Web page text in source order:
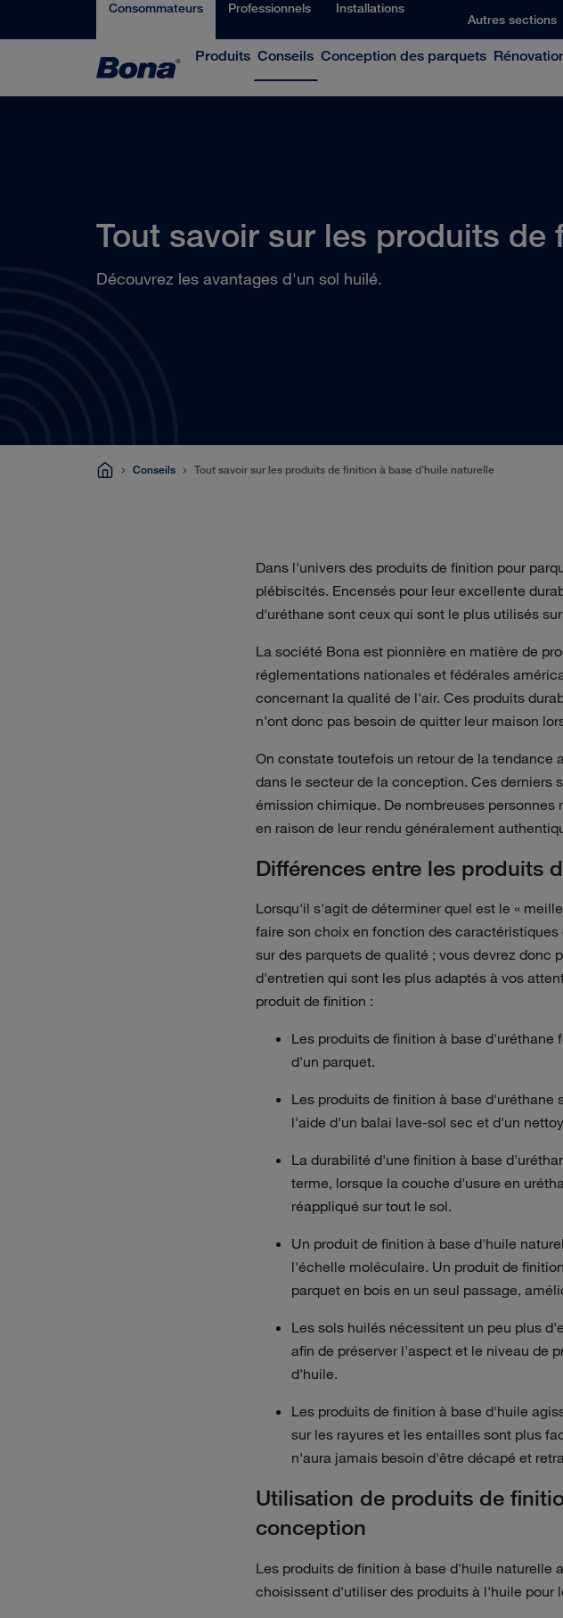
Consommateurs Professionnels Installations
Autres sections
Produits Conseils Conception des parquets
Tout savoir sur les produits
Découvrez les avantages d'un sol huilé.
Conseils Tout savoir sur les produits de finition à base d'huile naturelle
Dans l'univers des produits de finition pour
plébiscités. Encensés pour leur excellente
d'uréthane sont ceux qui sont le plus utilisés
La société Bona est pionnière en matière de
réglementations nationales et fédérales
concernant la qualité de l'air. Ces produits
n'ont donc pas besoin de quitter leur maison
On constate toutefois un retour de la tendance
dans le secteur de la conception. Ces derniers
émission chimique. De nombreuses
en raison de leur rendu généralement
Différences entre les produits
Lorsqu'il s'agit de déterminer quel est le «
faire son choix en fonction des
sur des parquets de qualité ; vous devrez
d'entretien qui sont les plus adaptés à vos
produit de finition :
Les produits de finition à base
d'un parquet.
Les produits de finition à base
l'aide d'un balai lave-sol sec et d'un
La durabilité d'une finition à base
terme, lorsque la couche d'usure en
réappliqué sur tout le sol.
Un produit de finition à base d'huile
l'échelle moléculaire. Un produit de
parquet en bois en un seul passage,
Les sols huilés nécessitent un peu plus
afin de préserver l'aspect et le niveau de
d'huile.
Les produits de finition à base d'huile
sur les rayures et les entailles sont plus
n'aura jamais besoin d'être décapé et
Utilisation de produits de
conception
Les produits de finition à base d'huile naturelle
choisissent d'utiliser des produits à l'huile pour